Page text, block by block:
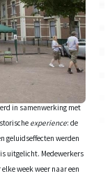
in samenwerking met
experience: de
geluidseffecten werden
uitgelicht. Medewerkers
week weer naar een